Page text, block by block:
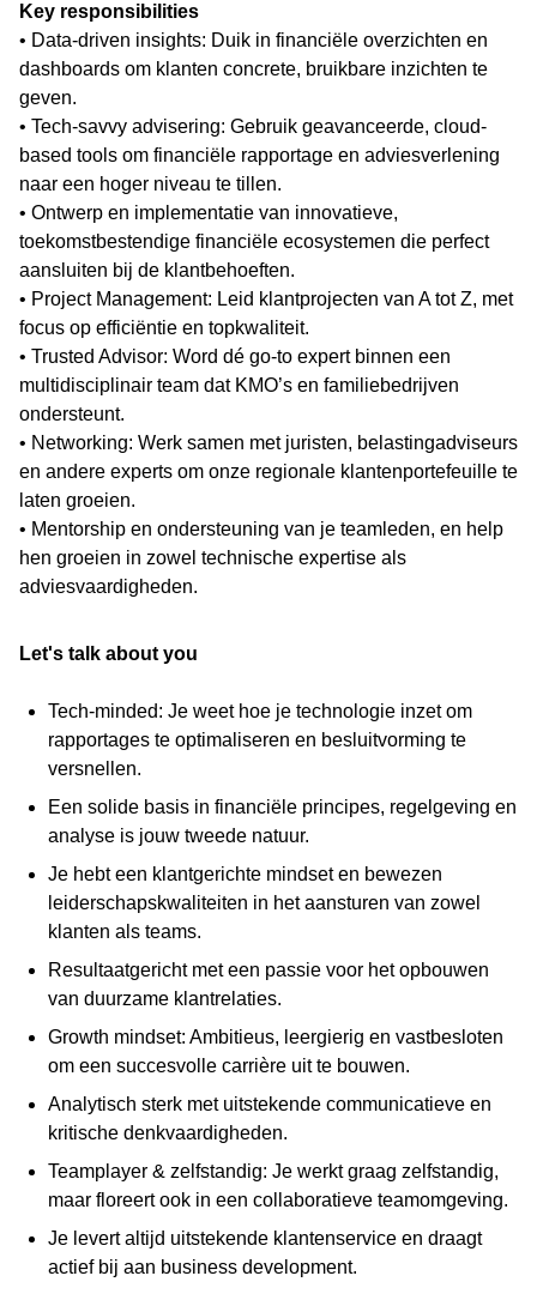
Key responsibilities
• Data-driven insights: Duik in financiële overzichten en
dashboards om klanten concrete, bruikbare inzichten te
geven.
• Tech-savvy advisering: Gebruik geavanceerde, cloud-
based tools om financiële rapportage en adviesverlening
naar een hoger niveau te tillen.
• Ontwerp en implementatie van innovatieve,
toekomstbestendige financiële ecosystemen die perfect
aansluiten bij de klantbehoeften.
• Project Management: Leid klantprojecten van A tot Z, met
focus op efficiëntie en topkwaliteit.
• Trusted Advisor: Word dé go-to expert binnen een
multidisciplinair team dat KMO’s en familiebedrijven
ondersteunt.
• Networking: Werk samen met juristen, belastingadviseurs
en andere experts om onze regionale klantenportefeuille te
laten groeien.
• Mentorship en ondersteuning van je teamleden, en help
hen groeien in zowel technische expertise als
adviesvaardigheden.
Let's talk about you
Tech-minded: Je weet hoe je technologie inzet om
rapportages te optimaliseren en besluitvorming te
versnellen.
Een solide basis in financiële principes, regelgeving en
analyse is jouw tweede natuur.
Je hebt een klantgerichte mindset en bewezen
leiderschapskwaliteiten in het aansturen van zowel
klanten als teams.
Resultaatgericht met een passie voor het opbouwen
van duurzame klantrelaties.
Growth mindset: Ambitieus, leergierig en vastbesloten
om een succesvolle carrière uit te bouwen.
Analytisch sterk met uitstekende communicatieve en
kritische denkvaardigheden.
Teamplayer & zelfstandig: Je werkt graag zelfstandig,
maar floreert ook in een collaboratieve teamomgeving.
Je levert altijd uitstekende klantenservice en draagt
actief bij aan business development.